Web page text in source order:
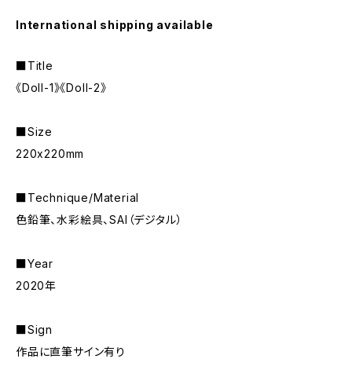
International shipping available
■Title
《Doll-1》《Doll-2》
■Size
220x220mm
■Technique/Material
色鉛筆、水彩絵具、SAI（デジタル）
■Year
2020年
■Sign
作品に直筆サイン有り